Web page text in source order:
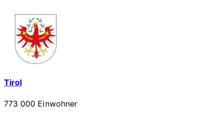
Tirol
773 000 Einwohner